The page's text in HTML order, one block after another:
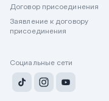
Договор присоединения
Заявление к договору
присоединения
Социальные сети